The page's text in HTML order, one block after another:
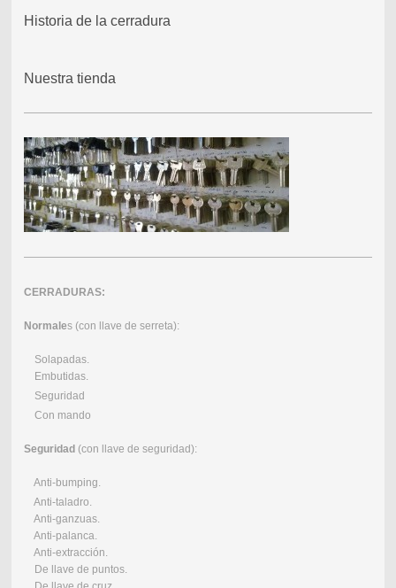
Historia de la cerradura
Nuestra tienda
CERRADURAS:
Normales (con llave de serreta):
Solapadas.
Embutidas.
Seguridad
Con mando
Seguridad(con llave de seguridad):
Anti-bumping.
Anti-taladro.
Anti-ganzuas.
Anti-palanca.
Anti-extracción.
De llave de puntos.